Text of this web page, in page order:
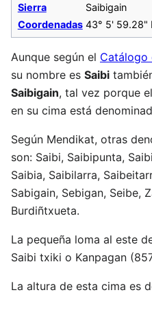
Sierra
Saibigain
Coordenadas 43° 5' 59.28"
Aunque según el Catálogo
su nombre es Saibi
Saibigain, tal vez porque
en su cima está
Según Mendikat, otras
son: Saibi, Saibipunta,
Saibia, Saibilarra,
Sabigain, Sebigan, Seibe,
Burdiñtxueta.
La pequeña loma al este
Saibi txiki o Kanpagan
La altura de esta cima es